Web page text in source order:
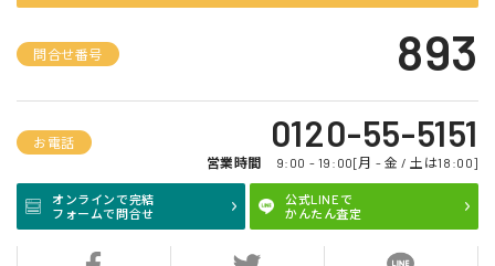
問合せ番号 893
お電話 0120-55-5151
営業時間 9:00 - 19:00[月 - 金 / 土は18:00]
オンラインで完結
フォームで問合せ
公式LINEで
かんたん査定